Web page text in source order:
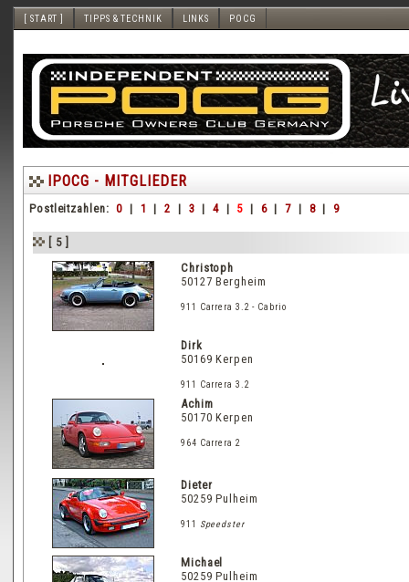
[ START ] TIPPS & TECHNIK LINKS POCG
IPOCG - MITGLIEDER
Postleitzahlen: 0 | 1 |2 | 3 | 4| 5 | 6|7 | 8| 9
[ 5 ]
Christoph
50127 Bergheim
911 Carrera 3.2 - Cabrio
Dirk
50169 Kerpen
911 Carrera 3.2
Achim
50170 Kerpen
964 Carrera 2
Dieter
50259 Pulheim
911 Speedster
Michael
50259 Pulheim